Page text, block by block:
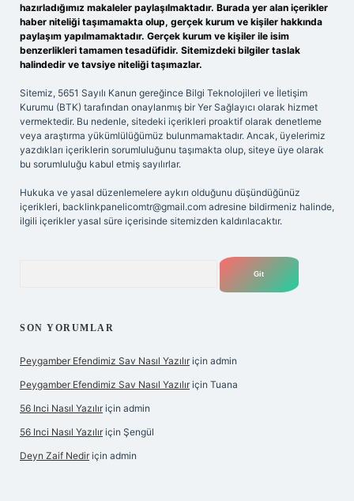
hazırladığımız makaleler paylaşılmaktadır. Burada yer alan içerikler
haber niteliği taşımamakta olup, gerçek kurum ve kişiler hakkında
paylaşım yapılmamaktadır. Gerçek kurum ve kişiler ile isim
benzerlikleri tamamen tesadüfidir. Sitemizdeki bilgiler taslak
halindedir ve tavsiye niteliği taşımazlar.
Sitemiz, 5651 Sayılı Kanun gereğince Bilgi Teknolojileri ve İletişim
Kurumu (BTK) tarafından onaylanmış bir Yer Sağlayıcı olarak hizmet
vermektedir. Bu nedenle, sitedeki içerikleri proaktif olarak denetleme
veya araştırma yükümlülüğümüz bulunmamaktadır. Ancak, üyelerimiz
yazdıkları içeriklerin sorumluluğunu taşımakta olup, siteye üye olarak
bu sorumluluğu kabul etmiş sayılırlar.
Hukuka ve yasal düzenlemelere aykırı olduğunu düşündüğünüz
içerikleri, backlinkpanelicomtr@gmail.com adresine bildirmeniz halinde,
ilgili içerikler yasal süre içerisinde sitemizden kaldırılacaktır.
SON YORUMLAR
Peygamber Efendimiz Sav Nasıl Yazılır için admin
Peygamber Efendimiz Sav Nasıl Yazılır için Tuana
56 Inci Nasıl Yazılır için admin
56 Inci Nasıl Yazılır için Şengül
Deyn Zaif Nedir için admin